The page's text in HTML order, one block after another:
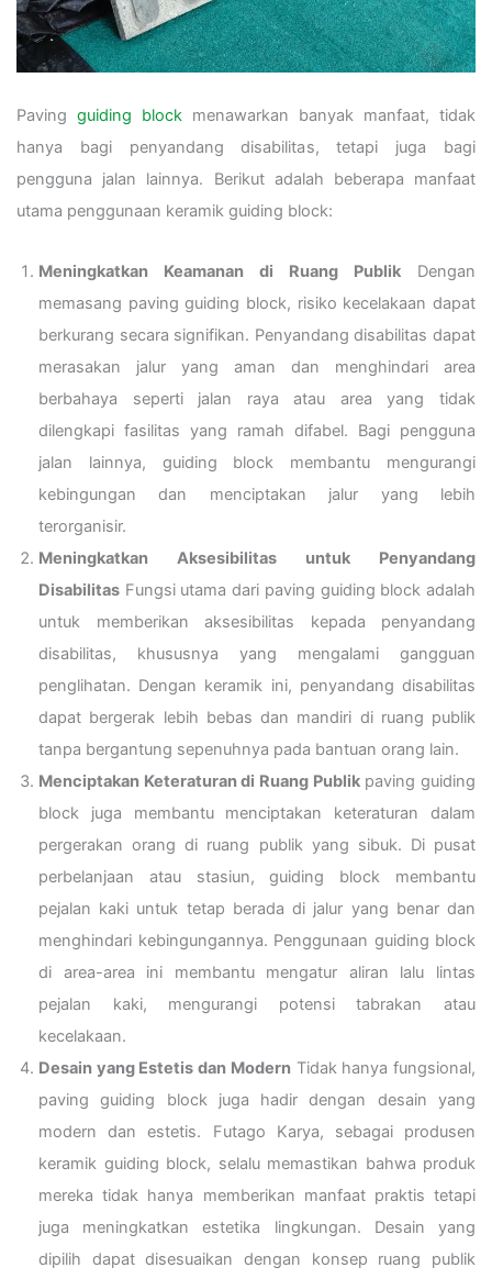
Paving guiding block menawarkan banyak manfaat, tidak
hanya bagi penyandang disabilitas, tetapi juga bagi
pengguna jalan lainnya. Berikut adalah beberapa manfaat
utama penggunaan keramik guiding block:
Meningkatkan Keamanan di Ruang Publik Dengan
memasang paving guiding block, risiko kecelakaan dapat
berkurang secara signifikan. Penyandang disabilitas dapat
merasakan jalur yang aman dan menghindari area
berbahaya seperti jalan raya atau area yang tidak
dilengkapi fasilitas yang ramah difabel. Bagi pengguna
jalan lainnya, guiding block membantu mengurangi
kebingungan dan menciptakan jalur yang lebih
terorganisir.
Meningkatkan Aksesibilitas untuk Penyandang
Disabilitas Fungsi utama dari paving guiding block adalah
untuk memberikan aksesibilitas kepada penyandang
disabilitas, khususnya yang mengalami gangguan
penglihatan. Dengan keramik ini, penyandang disabilitas
dapat bergerak lebih bebas dan mandiri di ruang publik
tanpa bergantung sepenuhnya pada bantuan orang lain.
Menciptakan Keteraturan di Ruang Publikpaving guiding
block juga membantu menciptakan keteraturan dalam
pergerakan orang di ruang publik yang sibuk. Di pusat
perbelanjaan atau stasiun, guiding block membantu
pejalan kaki untuk tetap berada di jalur yang benar dan
menghindari kebingungannya. Penggunaan guiding block
di area-area ini membantu mengatur aliran lalu lintas
pejalan kaki, mengurangi potensi tabrakan atau
kecelakaan.
Desain yang Estetis dan ModernTidak hanya fungsional,
paving guiding block juga hadir dengan desain yang
modern dan estetis. Futago Karya, sebagai produsen
keramik guiding block, selalu memastikan bahwa produk
mereka tidak hanya memberikan manfaat praktis tetapi
juga meningkatkan estetika lingkungan. Desain yang
dipilih dapat disesuaikan dengan konsep ruang publik